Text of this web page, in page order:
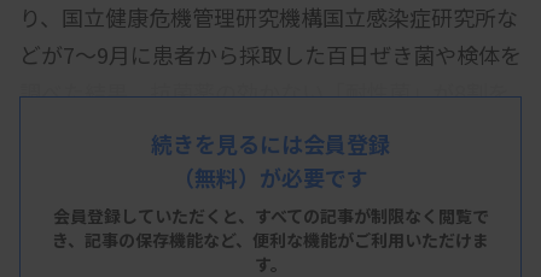
り、国立健康危機管理研究機構国立感染症研究所な
どが7～9月に患者から採取した百日ぜき菌や検体を
調べた結果、抗菌薬の効かない「耐性菌」が8割を
占めたことが22日、分かった。耐性菌の遺伝子型
は、中国で昨年流行した型に近かった。訪日客など
から国内に広がった可能性がある。
新型コロナウイルスの感染対策に伴い、百日ぜき菌
続きを見るには会員登録
（無料）が必要です
会員登録していただくと、すべての記事が制限なく閲覧で
き、 記事の保存機能など、便利な機能がご利用いただけま
す。